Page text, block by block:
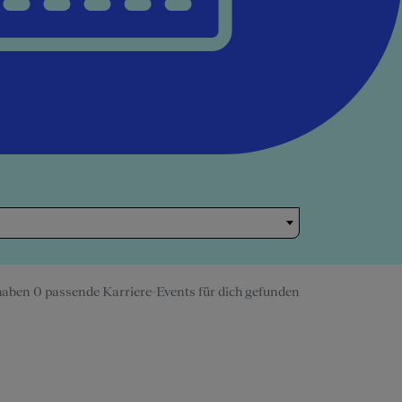
0 passende Karriere-Events für dich gefunden